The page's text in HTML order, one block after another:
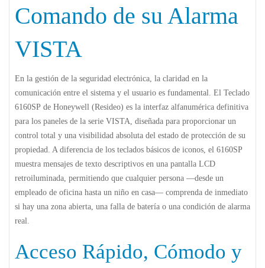
Comando de su Alarma
VISTA
En la gestión de la seguridad electrónica, la claridad en la
comunicación entre el sistema y el usuario es fundamental. El Teclado
6160SP de Honeywell (Resideo) es la interfaz alfanumérica definitiva
para los paneles de la serie VISTA, diseñada para proporcionar un
control total y una visibilidad absoluta del estado de protección de su
propiedad. A diferencia de los teclados básicos de iconos, el 6160SP
muestra mensajes de texto descriptivos en una pantalla LCD
retroiluminada, permitiendo que cualquier persona —desde un
empleado de oficina hasta un niño en casa— comprenda de inmediato
si hay una zona abierta, una falla de batería o una condición de alarma
real.
Acceso Rápido, Cómodo y